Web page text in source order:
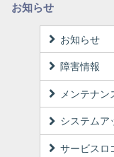
お知らせ
お知らせ
障害情報
メンテナン
システムア
サービスロ